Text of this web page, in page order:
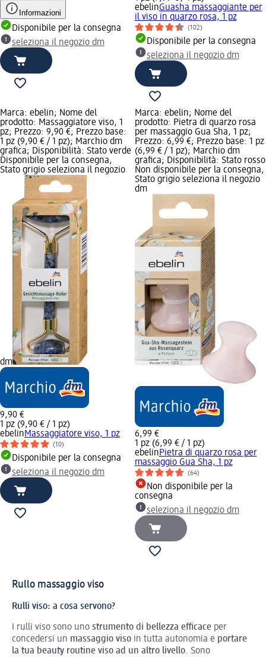
Informazioni
Disponibile per la consegna
seleziona il negozio dm
ebelinGuasha massaggiante per
il viso in quarzo rosa, 1 pz
(102)
Disponibile per la consegna
seleziona il negozio dm
Marca: ebelin; Nome del
prodotto: Massaggiatore viso, 1
pz; Prezzo: 9,90 €; Prezzo base:
1 pz (9,90 € / 1 pz); Marchio dm
grafica; Disponibilità: Stato verde
Disponibile per la consegna,
Stato grigio seleziona il negozio
dm
9,90 €
1 pz (9,90 € / 1 pz)
ebelinMassaggiatore viso, 1 pz
(10)
Disponibile per la consegna
seleziona il negozio dm
Marca: ebelin; Nome del
prodotto: Pietra di quarzo rosa
per massaggio Gua Sha, 1 pz;
Prezzo: 6,99 €; Prezzo base: 1 pz
(6,99 € / 1 pz); Marchio dm
grafica; Disponibilità: Stato rosso
Non disponibile per la consegna,
Stato grigio seleziona il negozio
dm
6,99 €
1 pz (6,99 € / 1 pz)
ebelinPietra di quarzo rosa per
massaggio Gua Sha, 1 pz
(64)
Non disponibile per la
consegna
seleziona il negozio dm
Rullo massaggio viso
Rulli viso: a cosa servono?
I rulli viso sono uno strumento di bellezza efficace per
concedersi un massaggio viso in tutta autonomia e portare
la tua beauty routine viso ad un altro livello. Sono